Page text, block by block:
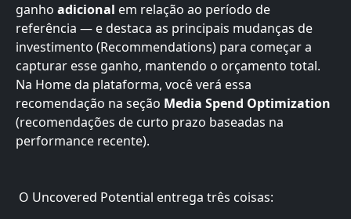
ganho adicional em relação ao período de
referência — e destaca as principais mudanças de
investimento (Recommendations) para começar a
capturar esse ganho, mantendo o orçamento total.
Na Home da plataforma, você verá essa
recomendação na seção Media Spend Optimization
(recomendações de curto prazo baseadas na
performance recente).
O Uncovered Potential entrega três coisas: